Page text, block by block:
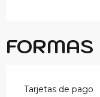
FORMAS
Tarjetas de pago